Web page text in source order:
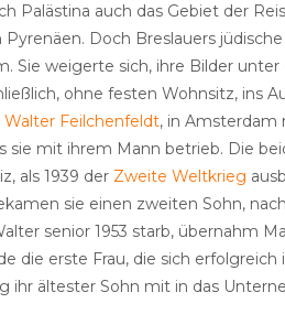
Palästina auch das Gebiet der
Pyrenäen. Doch Breslauers
Sie weigerte sich, ihre Bilder unter
ohne festen Wohnsitz, ins
Walter Feilchenfeldt, in Amsterdam
sie mit ihrem Mann betrieb. Die
als 1939 der Zweite Weltkrieg
sie einen zweiten Sohn,
senior 1953 starb, übernahm
die erste Frau, die sich erfolgreich
ältester Sohn mit in das